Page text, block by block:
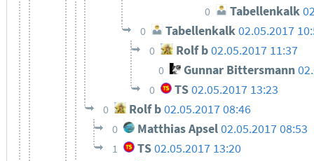
0 Tabellenkalk
0 Tabellenkalk 02.05.2017
0 Rolf b 02.05.2017 11:37
0 Gunnar Bittersmann
0 TS02.05.2017 13:23
0 Rolf b 02.05.2017 08:46
0 Matthias Apsel02.05.2017 08:53
1 TS02.05.2017 13:20